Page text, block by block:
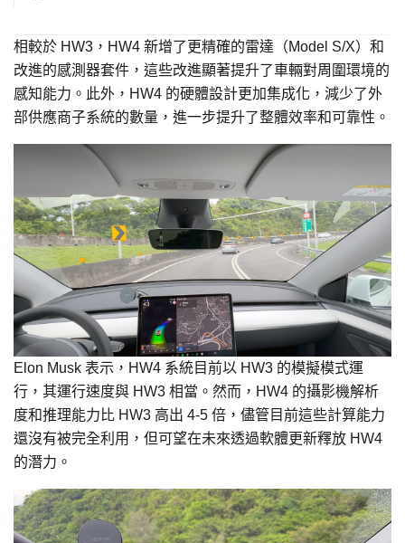
相較於 HW3，HW4 新增了更精確的雷達（Model S/X）和
改進的感測器套件，這些改進顯著提升了車輛對周圍環境的
感知能力。此外，HW4 的硬體設計更加集成化，減少了外
部供應商子系統的數量，進一步提升了整體效率和可靠性。
Elon Musk 表示，HW4 系統目前以 HW3 的模擬模式運
行，其運行速度與 HW3 相當。然而，HW4 的攝影機解析
度和推理能力比 HW3 高出 4-5 倍，儘管目前這些計算能力
還沒有被完全利用，但可望在未來透過軟體更新釋放 HW4
的潛力。